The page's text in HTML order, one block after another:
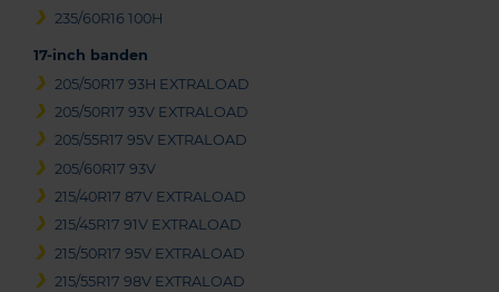
235/60R16 100H
17-inch banden
205/50R17 93H EXTRALOAD
205/50R17 93V EXTRALOAD
205/55R17 95V EXTRALOAD
205/60R17 93V
215/40R17 87V EXTRALOAD
215/45R17 91V EXTRALOAD
215/50R17 95V EXTRALOAD
215/55R17 98V EXTRALOAD